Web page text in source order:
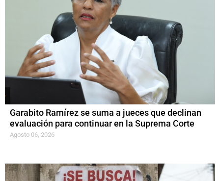
Garabito Ramírez se suma a jueces que declinan
evaluación para continuar en la Suprema Corte
Agosto 06, 2026